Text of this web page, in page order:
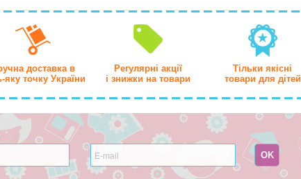
доставка в
яку точку України
Регулярні акції
і знижки на товари
Тільки якісні
товари для дітей